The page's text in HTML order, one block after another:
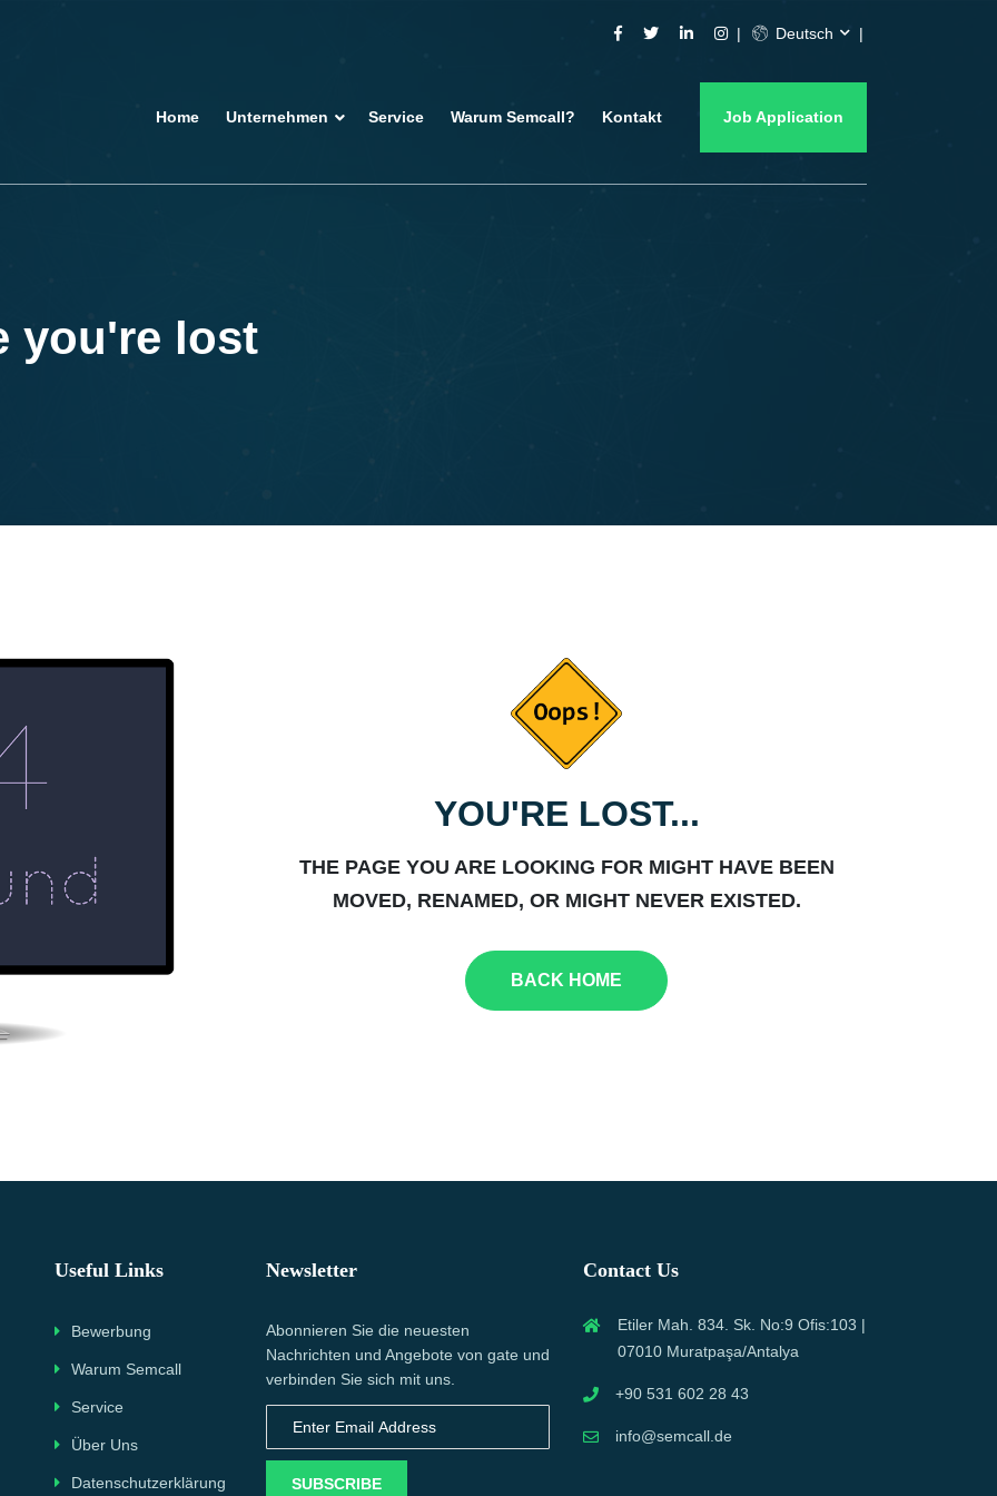
Deutsch
Home Unternehmen Service Warum Semcall? Kontakt Job Application
you're lost
YOU'RE LOST...
THE PAGE YOU ARE LOOKING FOR MIGHT HAVE BEEN
MOVED, RENAMED, OR MIGHT NEVER EXISTED.
BACK HOME
Useful Links
Bewerbung
Warum Semcall
Service
Über Uns
Datenschutzerklärung
Newsletter
Abonnieren Sie die neuesten
Nachrichten und Angebote von gate und
verbinden Sie sich mit uns.
SUBSCRIBE
Contact Us
Etiler Mah. 834. Sk. No:9 Ofis:103 |
07010 Muratpaşa/Antalya
+90 531 602 28 43
info@semcall.de